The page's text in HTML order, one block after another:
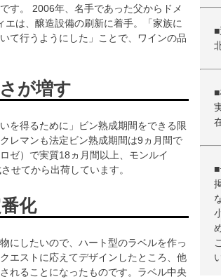
す。 2006年、名手であった父からドメ
は、醸造設備の刷新に着手。「家族に
て行うようにした」ことで、ワインの品
が増す
を得るために」ビン熟成期間をできる限
レマンも法定ビン熟成期間は9ヵ月間で
ゼ）で実質18ヵ月間以上、モンルイ
せてから出荷しています。
化
にしたいので、ハート型のラベルを作っ
エストに応えてデザインしたところ、他
れることになったものです。ラベル中央